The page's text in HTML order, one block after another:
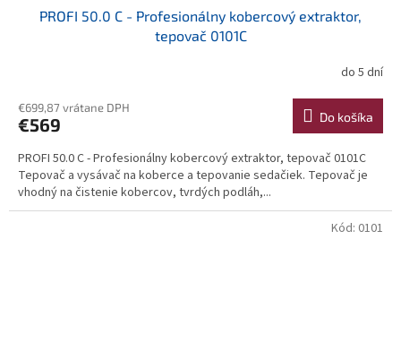
PROFI 50.0 C - Profesionálny kobercový extraktor,
tepovač 0101C
do 5 dní
€699,87 vrátane DPH
€569 Do košíka
PROFI 50.0 C - Profesionálny kobercový extraktor, tepovač 0101C
Tepovač a vysávač na koberce a tepovanie sedačiek. Tepovač je
vhodný na čistenie kobercov, tvrdých podláh,...
Kód: 0101